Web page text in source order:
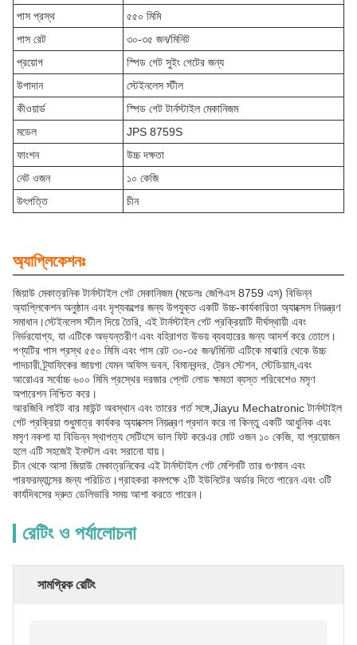
পাস প্রস্থ
৫৫০ মিমি
পাস রেট
৩০-৩৫ জন/মিনিট
প্রয়োগ
স্পিড গেট সুইং গেটের জন্য
উপাদান
স্টেইনলেস স্টীল
কীওয়ার্ড
স্পিড গেট টার্নস্টাইল মেকানিজম
মডেল
JPS 8759S
ফাংশন
উচ্চ দক্ষতা
নেট ওজন
১০ কেজি
উৎপত্তি
চীন
অ্যাপ্লিকেশনঃ
জিয়াউ মেকাত্রনিক টার্নস্টাইল গেট মেকানিজম (মডেলঃ জেপিএস 8759 এস) বিভিন্ন
অ্যাপ্লিকেশন অনুষ্ঠান এবং দৃশ্যকল্পের জন্য উপযুক্ত একটি উচ্চ-কার্যকারিতা অ্যাক্সেস নিয়ন্ত্রণ
সমাধান।স্টেইনলেস স্টীল দিয়ে তৈরি, এই টার্নস্টাইল গেট প্রক্রিয়াটি দীর্ঘস্থায়ী এবং
নির্ভরযোগ্য, যা এটিকে অভ্যন্তরীণ এবং বহিরাগত উভয় ব্যবহারের জন্য আদর্শ করে তোলে।
পণ্যটির পাস প্রস্থ ৫৫০ মিমি এবং পাস রেট ৩০-৩৫ জন/মিনিট এটিকে মাঝারি থেকে উচ্চ
পাদচারী ট্র্যাফিকের জায়গা যেমন অফিস ভবন, বিমানবন্দর, ট্রেন স্টেশন, স্টেডিয়াম,এবং
আরোএর সর্বোচ্চ ৬০০ মিমি প্রস্থের দরজার প্লেট লোড ক্ষমতা ব্যস্ত পরিবেশেও মসৃণ
অপারেশন নিশ্চিত করে।
আরজিবি লাইট বার মাউন্ট অবস্থান এবং তারের গর্ত সঙ্গে,Jiayu Mechatronic টার্নস্টাইল
গেট প্রক্রিয়া শুধুমাত্র কার্যকর অ্যাক্সেস নিয়ন্ত্রণ প্রদান করে না কিন্তু একটি আধুনিক এবং
মসৃণ নকশা যা বিভিন্ন স্থাপত্য সেটিংসে ভাল ফিট করেএর মোট ওজন ১০ কেজি, যা প্রয়োজন
হলে এটি সহজেই ইনস্টল এবং সরানো যায়।
চীন থেকে আসা জিয়াউ মেকাত্রনিকের এই টার্নস্টাইল গেট মেশিনটি তার গুণমান এবং
পারফরম্যান্সের জন্য পরিচিত।গ্রাহকরা কমপক্ষে ২টি ইউনিটের অর্ডার দিতে পারেন এবং ৩টি
কার্যদিবসের দ্রুত ডেলিভারি সময় আশা করতে পারেন।
রেটিং ও পর্যালোচনা
সামগ্রিক রেটিং